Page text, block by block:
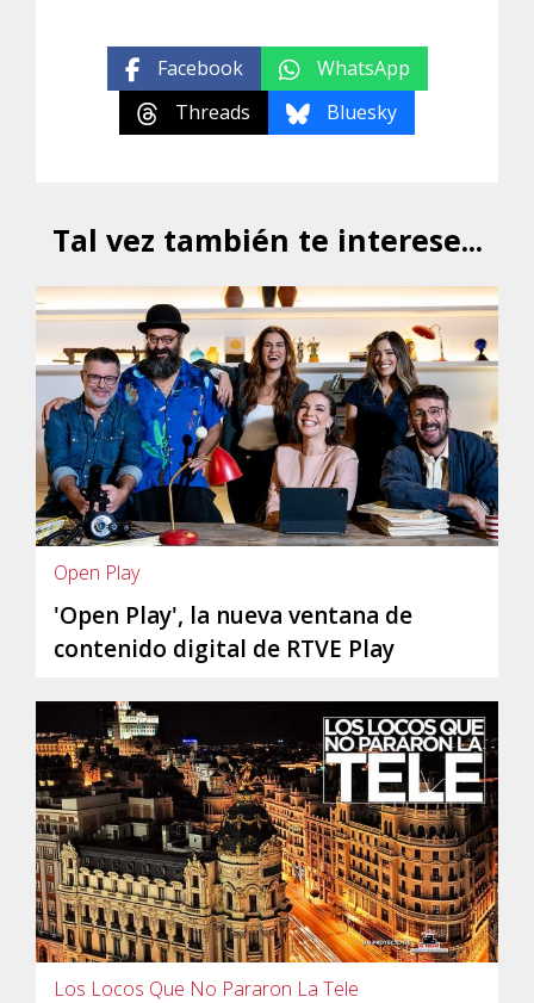
Facebook
WhatsApp
Threads
Bluesky
Tal vez también te interese...
Open Play
'Open Play', la nueva ventana de
contenido digital de RTVE Play
Los Locos Que No Pararon La Tele